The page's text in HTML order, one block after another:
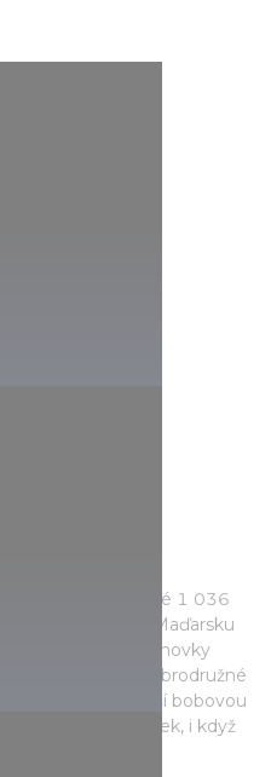
lanovce dlouhé 1 036
a Magas, je to v Maďarsku
podobné lanovky
si ujít ani různé dobrodružné
se bobem nejdelší bobovou
ze tří sjezdovek, i když